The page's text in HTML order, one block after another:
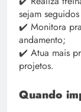
sejam
✔️ Monitora
andamento;
✔️ Atua mais
projetos.
Quando